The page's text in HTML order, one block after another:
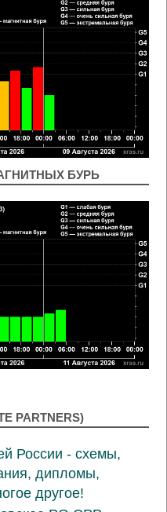
БУРЬ
PARTNERS)